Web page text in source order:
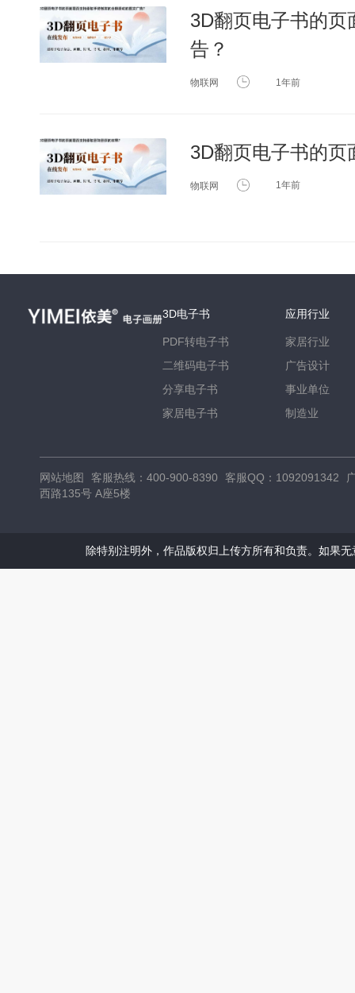
3D翻页电子书的
告？
物联网 1年前
3D翻页电子书的
物联网 1年前
3D电子书
PDF转电子书
二维码电子书
分享电子书
家居电子书
应用行业
家居行业
广告设计
事业单位
制造业
网站地图 客服热线： 400-900-8390 客服QQ： 1092091342
西路135号 A座5楼
除特别注明外，作品版权归上传方所有和负责。如果